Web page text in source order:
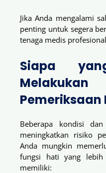
Jika Anda mengalami
penting untuk segera
tenaga medis
Siapa
Melakukan
Pemeriksaan
Beberapa kondisi
meningkatkan risiko
Anda mungkin
fungsi hati yang
memiliki: